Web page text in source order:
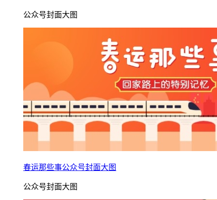
公众号封面大图
春运那些事公众号封面大图
公众号封面大图